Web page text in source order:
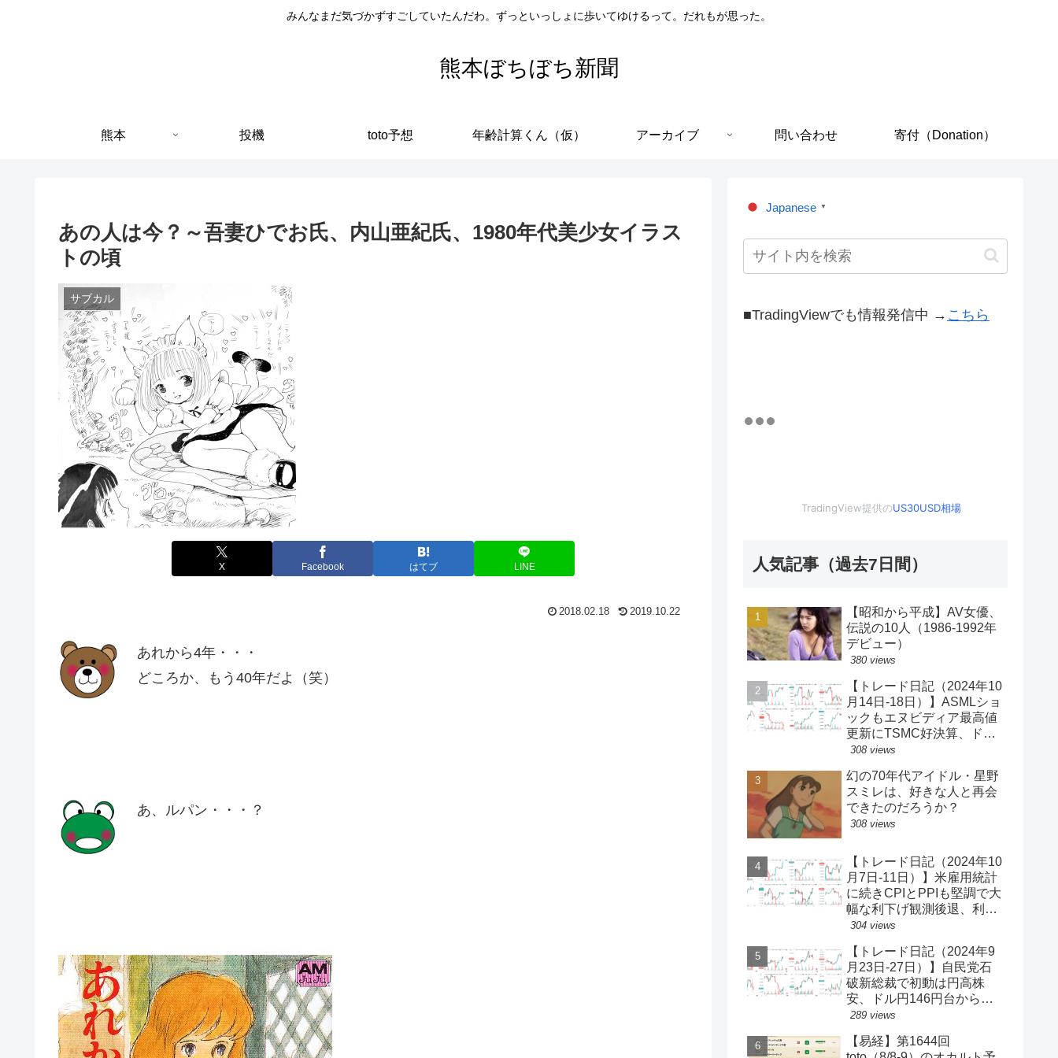
みんなまだ気づかずすごしていたんだわ。ずっといっしょに歩いてゆけるって。だれもが思った。
熊本ぼちぼち新聞
熊本 投機 toto予想 年齢計算くん（仮） アーカイブ 問い合わせ 寄付（Donation）
あの人は今？～吾妻ひでお氏、内山亜紀氏、1980年代美少女イラス
トの頃
サブカル
X Facebook はてブ LINE
2018.02.18 2019.10.22
あれから4年・・・
どころか、もう40年だよ（笑）
あ、ルパン・・・？
Japanese ▼
■TradingViewでも情報発信中 → こちら
TradingView提供のUS30USD相場
人気記事（過去7日間）
【昭和から平成】AV女優、
伝説の10人（1986-1992年
デビュー）
380 views
【トレード日記（2024年10
月14日-18日）】ASMLショ
ックもエヌビディア最高値
更新にTSMC好決算、ドル
円一時150円台、円安株高
340】
308 views
幻の70年代アイドル・星野
スミレは、好きな人と再会
できたのだろうか？
308 views
【トレード日記（2024年10
月7日-11日）】米雇用統計
に続きCPIとPPIも堅調で大
幅な利下げ観測後退、利回
り上昇・ドル買い、ダウと
円149円台【ゆるゆる投機
339】
304 views
【トレード日記（2024年9
月23日-27日）】自民党石
破新総裁で初動は円高株
安、ドル円146円台から一
気に142円台へ【ゆるゆる
289 views
【易経】第1644回